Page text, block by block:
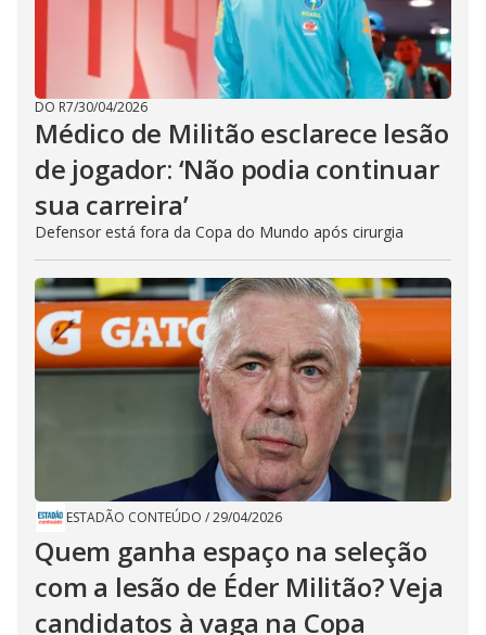
DO R7/30/04/2026
Médico de Militão esclarece lesão
de jogador: ‘Não podia continuar
sua carreira’
Defensor está fora da Copa do Mundo após cirurgia
ESTADÃO CONTEÚDO /29/04/2026
Quem ganha espaço na seleção
com a lesão de Éder Militão? Veja
candidatos à vaga na Copa